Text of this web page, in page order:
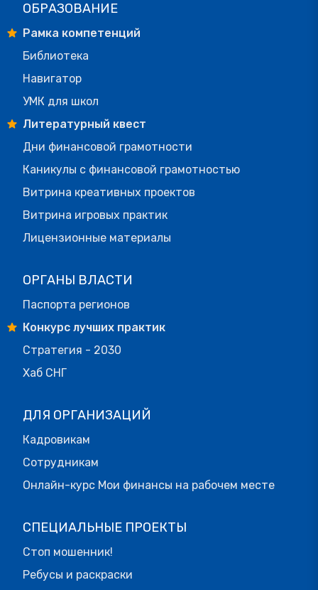
ОБРАЗОВАНИЕ
Рамка компетенций
Библиотека
Навигатор
УМК для школ
Литературный квест
Дни финансовой грамотности
Каникулы с финансовой грамотностью
Витрина креативных проектов
Витрина игровых практик
Лицензионные материалы
ОРГАНЫ ВЛАСТИ
Паспорта регионов
Конкурс лучших практик
Стратегия - 2030
Хаб СНГ
ДЛЯ ОРГАНИЗАЦИЙ
Кадровикам
Сотрудникам
Онлайн-курс Мои финансы на рабочем месте
СПЕЦИАЛЬНЫЕ ПРОЕКТЫ
Стоп мошенник!
Ребусы и раскраски